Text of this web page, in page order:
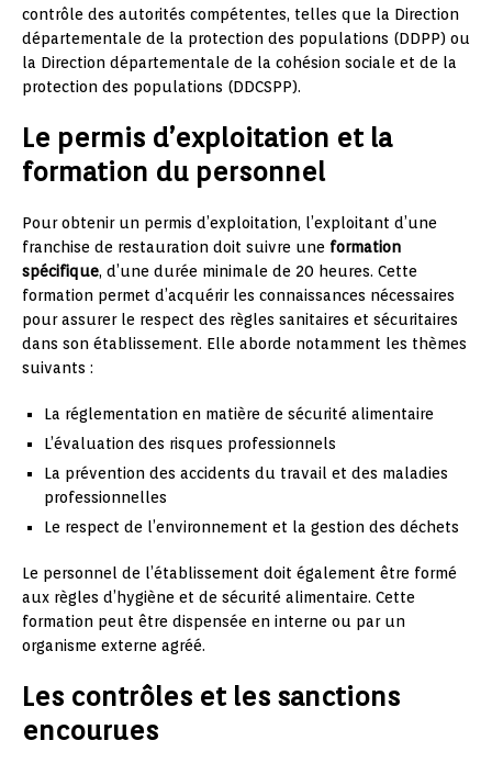
contrôle des autorités compétentes, telles que la Direction
départementale de la protection des populations (DDPP) ou
la Direction départementale de la cohésion sociale et de la
protection des populations (DDCSPP).
Le permis d’exploitation et la
formation du personnel
Pour obtenir un permis d’exploitation, l’exploitant d’une
franchise de restauration doit suivre une formation
spécifique, d’une durée minimale de 20 heures. Cette
formation permet d’acquérir les connaissances nécessaires
pour assurer le respect des règles sanitaires et sécuritaires
dans son établissement. Elle aborde notamment les thèmes
suivants :
La réglementation en matière de sécurité alimentaire
L’évaluation des risques professionnels
La prévention des accidents du travail et des maladies
professionnelles
Le respect de l’environnement et la gestion des déchets
Le personnel de l’établissement doit également être formé
aux règles d’hygiène et de sécurité alimentaire. Cette
formation peut être dispensée en interne ou par un
organisme externe agréé.
Les contrôles et les sanctions
encourues